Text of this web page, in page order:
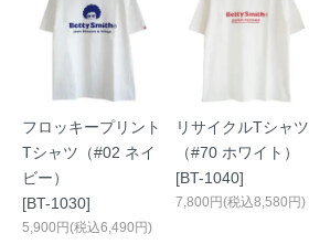
フロッキープリント
Tシャツ（#02 ネイ
ビー）
[BT-1030]
5,900円(税込6,490円)
リサイクルTシャツ
（#70 ホワイト）
[BT-1040]
7,800円(税込8,580円)